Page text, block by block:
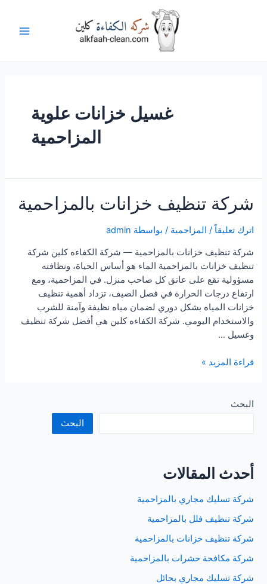
غسيل خزانات علوية
المزاحمية
شركة تنظيف خزانات بالمزاحمية
اترك تعليقاً / المزاحمية / بواسطة admin
شركة تنظيف خزانات بالمزاحمية — شركة الكفاءه كلين شركة
تنظيف خزانات بالمزاحمية الماء هو أساس الحياة، ونظافته
مسؤولية تقع على عاتق كل صاحب منزل. في المزاحمية، ومع
ارتفاع درجات الحرارة في فصل الصيف، تزداد أهمية تنظيف
خزانات المياه بشكل دوري لضمان مياه نظيفة وآمنة للشرب
والاستخدام اليومي. شركة الكفاءه كلين هي أفضل شركة تنظيف
وغسيل …
شركة
بالمزاحمية
قراءة المزيد »
البحث
البحث
أحدث المقالات
شركة تسليك مجاري بالمزاحمية
شركة تنظيف فلل بالمزاحمية
شركة تنظيف خزانات بالمزاحمية
شركة مكافحة حشرات بالمزاحمية
شركة تسليك مجاري بحائل